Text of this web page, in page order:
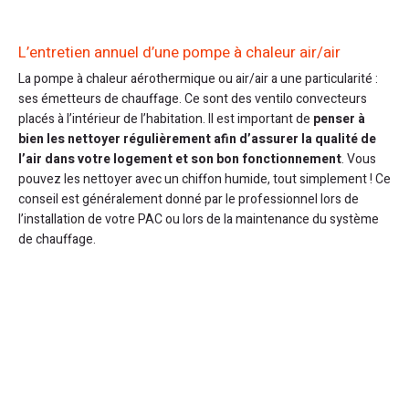
L’entretien annuel d’une pompe à chaleur air/air
La pompe à chaleur aérothermique ou air/air a une particularité :
ses émetteurs de chauffage. Ce sont des ventilo convecteurs
placés à l’intérieur de l’habitation. Il est important de penser à
bien les nettoyer régulièrement afin d’assurer la qualité de
l’air dans votre logement et son bon fonctionnement. Vous
pouvez les nettoyer avec un chiffon humide, tout simplement ! Ce
conseil est généralement donné par le professionnel lors de
l’installation de votre PAC ou lors de la maintenance du système
de chauffage.